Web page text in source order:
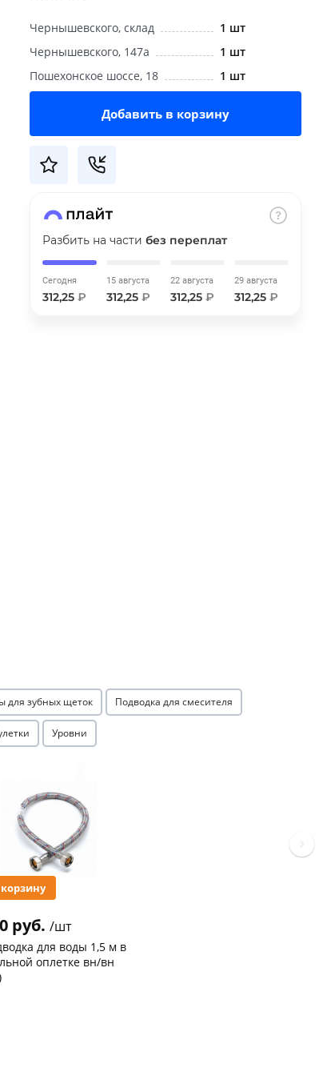
Чернышевского, склад
1 шт
Чернышевского, 147а
1 шт
Пошехонское шоссе, 18
1 шт
Добавить в корзину
Разбить на частибез переплат
Сегодня
312,25₽
15 августа
312,25₽
22 августа
312,25₽
29 августа
312,25₽
для зубных щеток Подводка для смесителя
Уровни
руб. /шт
для воды 1,5 м в
оплетке вн/вн